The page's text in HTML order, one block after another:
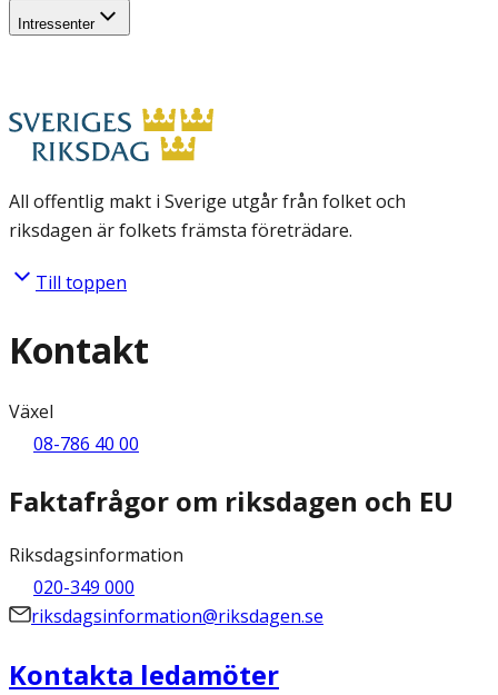
Intressenter
All offentlig makt i Sverige utgår från folket och
riksdagen är folkets främsta företrädare.
Till toppen
Kontakt
Växel
08-786 40 00
Faktafrågor om riksdagen och EU
Riksdagsinformation
020-349 000
riksdagsinformation@riksdagen.se
Kontakta ledamöter